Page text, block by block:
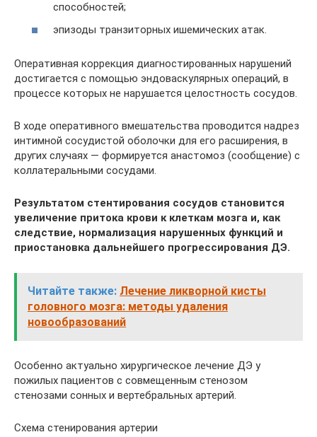
способностей;
эпизоды транзиторных ишемических атак.
Оперативная коррекция диагностированных нарушений
достигается с помощью эндоваскулярных операций, в
процессе которых не нарушается целостность сосудов.
В ходе оперативного вмешательства проводится надрез
интимной сосудистой оболочки для его расширения, в
других случаях — формируется анастомоз (сообщение) с
коллатеральными сосудами.
Результатом стентирования сосудов становится
увеличение притока крови к клеткам мозга и, как
следствие, нормализация нарушенных функций и
приостановка дальнейшего прогрессирования ДЭ.
Читайте также: Лечение ликворной кисты
головного мозга: методы удаления
новообразований
Особенно актуально хирургическое лечение ДЭ у
пожилых пациентов с совмещенным стенозом
стенозами сонных и вертебральных артерий.
Схема стенирования артерии